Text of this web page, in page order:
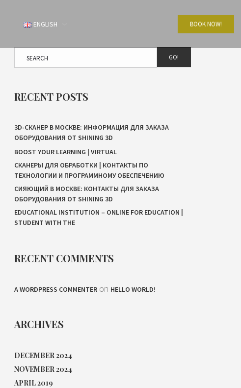
ENGLISH BOOK NOW!
GO!
RECENT POSTS
3D-СКАНЕР В МОСКВЕ: ИНФОРМАЦИЯ ДЛЯ ЗАКАЗА
ОБОРУДОВАНИЯ ОТ SHINING 3D
BOOST YOUR LEARNING | VIRTUAL
СКАНЕРЫ ДЛЯ ОБРАБОТКИ | КОНТАКТЫ ПО
ТЕХНОЛОГИИ И ПРОГРАММНОМУ ОБЕСПЕЧЕНИЮ
СИЯЮЩИЙ В МОСКВЕ: КОНТАКТЫ ДЛЯ ЗАКАЗА
ОБОРУДОВАНИЯ ОТ SHINING 3D
EDUCATIONAL INSTITUTION – ONLINE FOR EDUCATION |
STUDENT WITH THE
RECENT COMMENTS
A WORDPRESS COMMENTER on HELLO WORLD!
ARCHIVES
DECEMBER 2024
NOVEMBER 2024
APRIL 2019